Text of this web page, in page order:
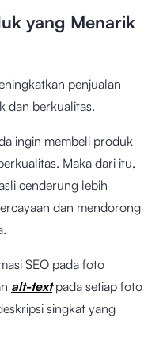
yang Menarik
penjualan
dan berkualitas.
ingin membeli produk
Maka dari itu,
cenderung lebih
dan mendorong
SEO pada foto
alt-textpada setiap foto
singkat yang